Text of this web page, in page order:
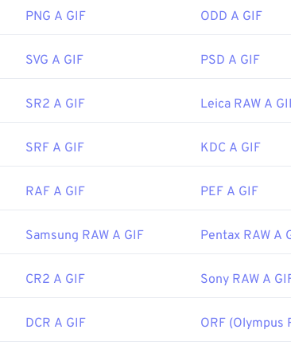
come PNG. Inoltre, il formato GIF si apre
aprire una GIF per modificarla, utilizza
Su macOS, utilizza i visualizzatori e gli editor di
giugno 1987
wiki/GIF
PNG A GIF ODD A GIF
SVG A GIF PSD A GIF
SR2 A GIF Leica RAW A
SRF A GIF KDC A GIF
RAF A GIF PEF A GIF
Samsung RAW A GIF Pentax RAW A
CR2 A GIF Sony RAW A
DCR A GIF ORF (Olympus